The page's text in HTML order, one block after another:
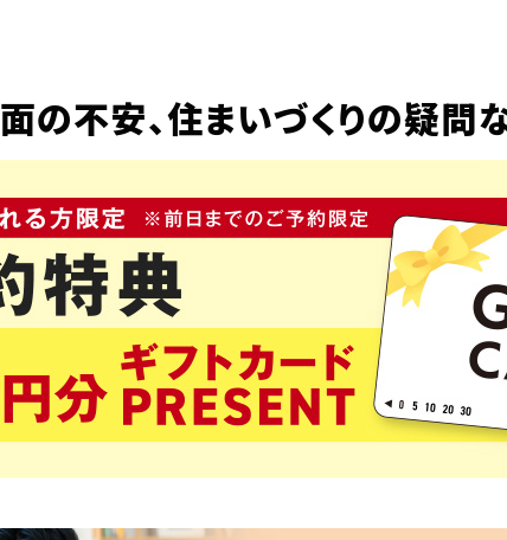
の不安、住まいづくりの疑問な